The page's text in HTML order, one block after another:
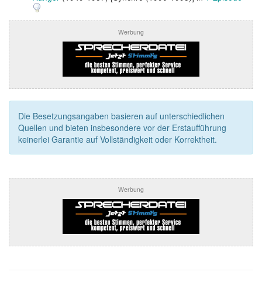
Werbung
Die Besetzungsangaben basieren auf unterschiedlichen
Quellen und bieten insbesondere vor der Erstaufführung
keinerlei Garantie auf Vollständigkeit oder Korrektheit.
Werbung